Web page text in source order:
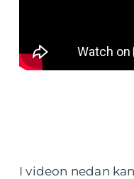
I videon nedan